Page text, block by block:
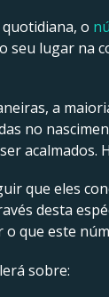
o
seu lugar na
a
no
acalmados.
que eles
desta
que este
sobre: